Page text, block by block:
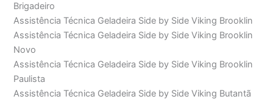
Brigadeiro
Assistência Técnica Geladeira Side by Side Viking Brooklin
Assistência Técnica Geladeira Side by Side Viking Brooklin
Novo
Assistência Técnica Geladeira Side by Side Viking Brooklin
Paulista
Assistência Técnica Geladeira Side by Side Viking Butantã